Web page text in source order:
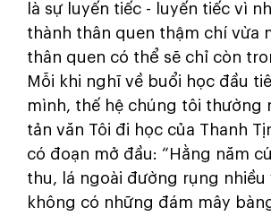
là sự luyến tiếc - luyến tiếc vì
thành thân quen thậm chí vừa
thân quen có thể sẽ chỉ còn
Mỗi khi nghĩ về buổi học đầu
mình, thế hệ chúng tôi thường
tản văn Tôi đi học của Thanh
có đoạn mở đầu: “Hằng năm
thu, lá ngoài đường rụng nhiều
không có những đám mây